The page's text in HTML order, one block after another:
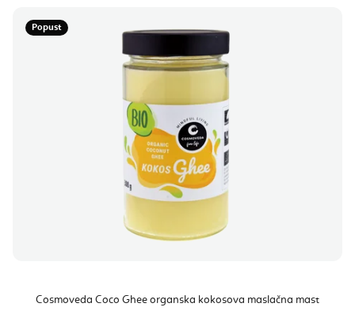
Popust
Cosmoveda Coco Ghee organska kokosova maslačna mast